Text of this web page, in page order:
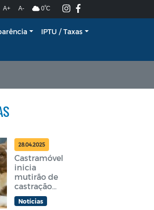
A+ A- 0ºC
IPTU / Taxas
28.04.2025
Castramóvel
inicia
mutirão de
castração
gratuita em
Araruama
Notícias